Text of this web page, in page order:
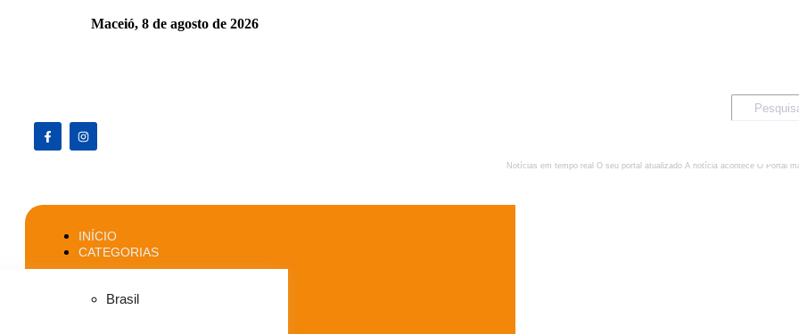
Maceió, 8 de agosto de 2026
Notícias em tempo real O seu portal atualizado A notícia acontece O Portal
INÍCIO
CATEGORIAS
Brasil